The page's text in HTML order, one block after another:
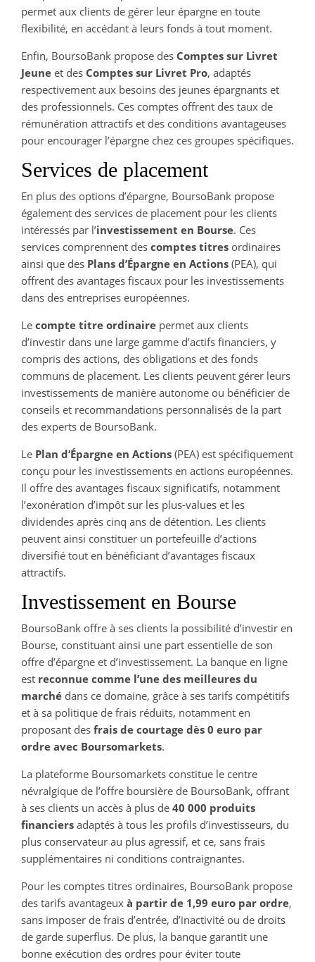
permet aux clients de gérer leur épargne en toute
flexibilité, en accédant à leurs fonds à tout moment.
Enfin, BoursoBank propose des Comptes sur Livret
Jeune et des Comptes sur Livret Pro, adaptés
respectivement aux besoins des jeunes épargnants et
des professionnels. Ces comptes offrent des taux de
rémunération attractifs et des conditions avantageuses
pour encourager l’épargne chez ces groupes spécifiques.
Services de placement
En plus des options d’épargne, BoursoBank propose
également des services de placement pour les clients
intéressés par l’investissement en Bourse. Ces
services comprennent des comptes titres ordinaires
ainsi que des Plans d’Épargne en Actions (PEA), qui
offrent des avantages fiscaux pour les investissements
dans des entreprises européennes.
Le compte titre ordinaire permet aux clients
d’investir dans une large gamme d’actifs financiers, y
compris des actions, des obligations et des fonds
communs de placement. Les clients peuvent gérer leurs
investissements de manière autonome ou bénéficier de
conseils et recommandations personnalisés de la part
des experts de BoursoBank.
Le Plan d’Épargne en Actions (PEA) est spécifiquement
conçu pour les investissements en actions européennes.
Il offre des avantages fiscaux significatifs, notamment
l’exonération d’impôt sur les plus-values et les
dividendes après cinq ans de détention. Les clients
peuvent ainsi constituer un portefeuille d’actions
diversifié tout en bénéficiant d’avantages fiscaux
attractifs.
Investissement en Bourse
BoursoBank offre à ses clients la possibilité d’investir en
Bourse, constituant ainsi une part essentielle de son
offre d’épargne et d’investissement. La banque en ligne
est reconnue comme l’une des meilleures du
marché dans ce domaine, grâce à ses tarifs compétitifs
et à sa politique de frais réduits, notamment en
proposant des frais de courtage dès 0 euro par
ordre avec Boursomarkets.
La plateforme Boursomarkets constitue le centre
névralgique de l’offre boursière de BoursoBank, offrant
à ses clients un accès à plus de 40 000 produits
financiers adaptés à tous les profils d’investisseurs, du
plus conservateur au plus agressif, et ce, sans frais
supplémentaires ni conditions contraignantes.
Pour les comptes titres ordinaires, BoursoBank propose
des tarifs avantageux à partir de 1,99 euro par ordre,
sans imposer de frais d’entrée, d’inactivité ou de droits
de garde superflus. De plus, la banque garantit une
bonne exécution des ordres pour éviter toute